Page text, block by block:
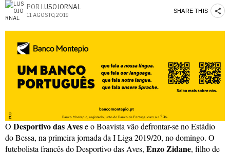
POR LUSOJORNAL
11 AGOSTO, 2019
SHARE THIS
O Desportivo das Avese o Boavista vão defrontar-se no Estádio
do Bessa, na primeira jornada da I Liga 2019/20, no domingo. O
futebolista francês do Desportivo das Aves, Enzo Zidane, filho de